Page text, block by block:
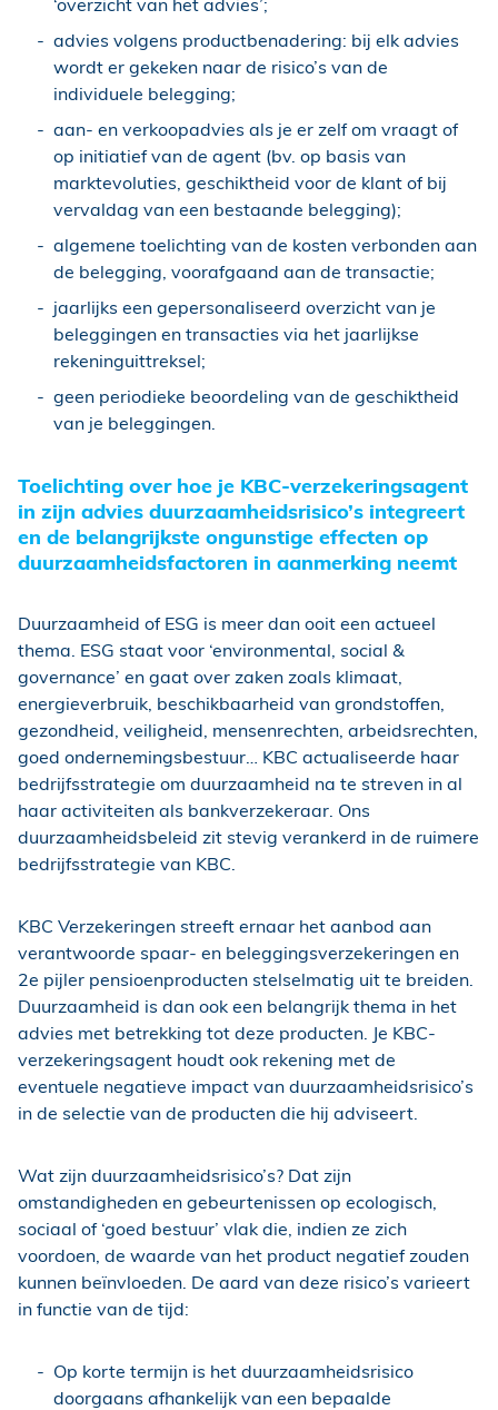
advies volgens productbenadering: bij elk advies
wordt er gekeken naar de risico’s van de
individuele belegging;
aan- en verkoopadvies als je er zelf om vraagt of
op initiatief van de agent (bv. op basis van
marktevoluties, geschiktheid voor de klant of bij
vervaldag van een bestaande belegging);
algemene toelichting van de kosten verbonden aan
de belegging, voorafgaand aan de transactie;
jaarlijks een gepersonaliseerd overzicht van je
beleggingen en transacties via het jaarlijkse
rekeninguittreksel;
geen periodieke beoordeling van de geschiktheid
van je beleggingen.
Toelichting over hoe je KBC-verzekeringsagent
in zijn advies duurzaamheidsrisico’s integreert
en de belangrijkste ongunstige effecten op
duurzaamheidsfactoren in aanmerking neemt
Duurzaamheid of ESG is meer dan ooit een actueel
thema. ESG staat voor ‘environmental, social &
governance’ en gaat over zaken zoals klimaat,
energieverbruik, beschikbaarheid van grondstoffen,
gezondheid, veiligheid, mensenrechten, arbeidsrechten,
goed ondernemingsbestuur… KBC actualiseerde haar
bedrijfsstrategie om duurzaamheid na te streven in al
haar activiteiten als bankverzekeraar. Ons
duurzaamheidsbeleid zit stevig verankerd in de ruimere
bedrijfsstrategie van KBC.
KBC Verzekeringen streeft ernaar het aanbod aan
verantwoorde spaar- en beleggingsverzekeringen en
2e pijler pensioenproducten stelselmatig uit te breiden.
Duurzaamheid is dan ook een belangrijk thema in het
advies met betrekking tot deze producten. Je KBC-
verzekeringsagent houdt ook rekening met de
eventuele negatieve impact van duurzaamheidsrisico’s
in de selectie van de producten die hij adviseert.
Wat zijn duurzaamheidsrisico’s? Dat zijn
omstandigheden en gebeurtenissen op ecologisch,
sociaal of ‘goed bestuur’ vlak die, indien ze zich
voordoen, de waarde van het product negatief zouden
kunnen beïnvloeden. De aard van deze risico’s varieert
in functie van de tijd:
Op korte termijn is het duurzaamheidsrisico
doorgaans afhankelijk van een bepaalde